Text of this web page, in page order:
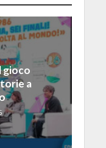
gioco
a